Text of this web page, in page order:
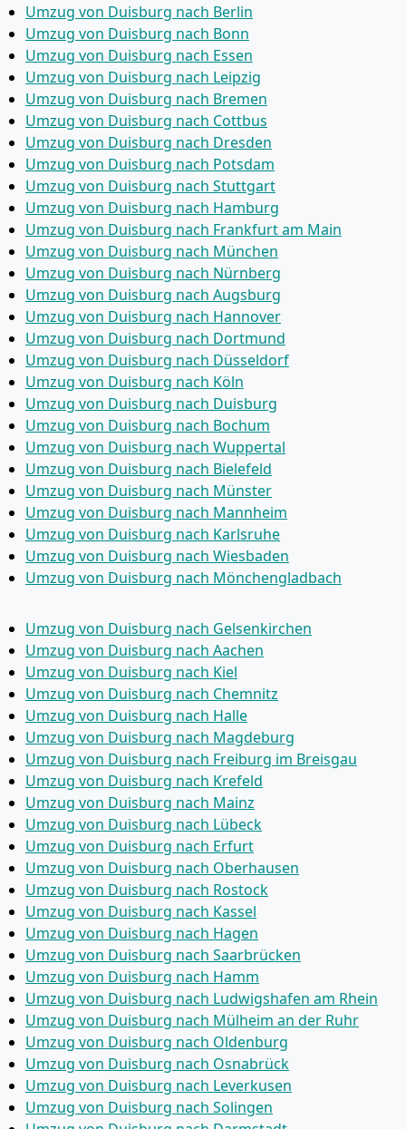
Umzug von Duisburg nach Berlin
Umzug von Duisburg nach Bonn
Umzug von Duisburg nach Essen
Umzug von Duisburg nach Leipzig
Umzug von Duisburg nach Bremen
Umzug von Duisburg nach Cottbus
Umzug von Duisburg nach Dresden
Umzug von Duisburg nach Potsdam
Umzug von Duisburg nach Stuttgart
Umzug von Duisburg nach Hamburg
Umzug von Duisburg nach Frankfurt am Main
Umzug von Duisburg nach München
Umzug von Duisburg nach Nürnberg
Umzug von Duisburg nach Augsburg
Umzug von Duisburg nach Hannover
Umzug von Duisburg nach Dortmund
Umzug von Duisburg nach Düsseldorf
Umzug von Duisburg nach Köln
Umzug von Duisburg nach Duisburg
Umzug von Duisburg nach Bochum
Umzug von Duisburg nach Wuppertal
Umzug von Duisburg nach Bielefeld
Umzug von Duisburg nach Münster
Umzug von Duisburg nach Mannheim
Umzug von Duisburg nach Karlsruhe
Umzug von Duisburg nach Wiesbaden
Umzug von Duisburg nach Mönchen­gladbach
Umzug von Duisburg nach Gelsenkirchen
Umzug von Duisburg nach Aachen
Umzug von Duisburg nach Kiel
Umzug von Duisburg nach Chemnitz
Umzug von Duisburg nach Halle
Umzug von Duisburg nach Magdeburg
Umzug von Duisburg nach Freiburg im Breisgau
Umzug von Duisburg nach Krefeld
Umzug von Duisburg nach Mainz
Umzug von Duisburg nach Lübeck
Umzug von Duisburg nach Erfurt
Umzug von Duisburg nach Oberhausen
Umzug von Duisburg nach Rostock
Umzug von Duisburg nach Kassel
Umzug von Duisburg nach Hagen
Umzug von Duisburg nach Saarbrücken
Umzug von Duisburg nach Hamm
Umzug von Duisburg nach Ludwigshafen am Rhein
Umzug von Duisburg nach Mülheim an der Ruhr
Umzug von Duisburg nach Oldenburg
Umzug von Duisburg nach Osnabrück
Umzug von Duisburg nach Leverkusen
Umzug von Duisburg nach Solingen